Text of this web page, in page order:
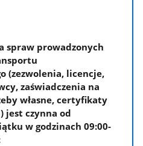
spraw prowadzonych
(zezwolenia, licencje,
zaświadczenia na
własne, certyfikaty
jest czynna od
w godzinach 09:00-